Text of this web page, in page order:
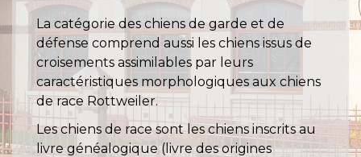
La catégorie des chiens de garde et de
défense comprend aussi les chiens issus de
croisements assimilables par leurs
caractéristiques morphologiques aux chiens
de race Rottweiler.
Les chiens de race sont les chiens inscrits au
livre généalogique (livre des origines